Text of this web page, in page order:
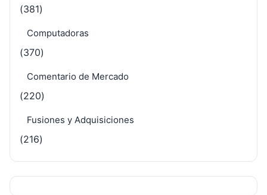
(381)
Computadoras
(370)
Comentario de Mercado
(220)
Fusiones y Adquisiciones
(216)